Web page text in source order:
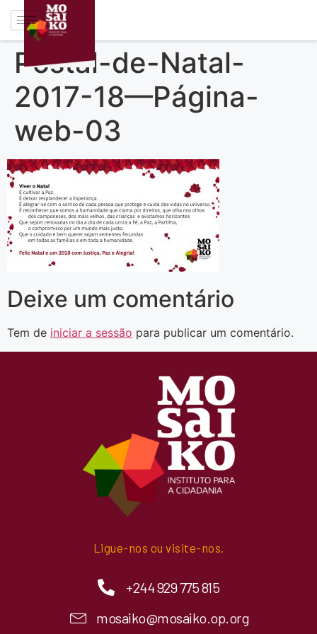
Postal-de-Natal-
2017-18—Página-
web-03
Deixe um comentário
Tem de iniciar a sessão para publicar um comentário.
Ligue-nos ou visite-nos.
+244 929 775 815
mosaiko@mosaiko.op.org